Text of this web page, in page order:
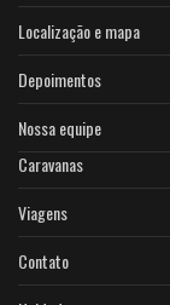
Localização e mapa
Depoimentos
Nossa equipe
Caravanas
Viagens
Contato